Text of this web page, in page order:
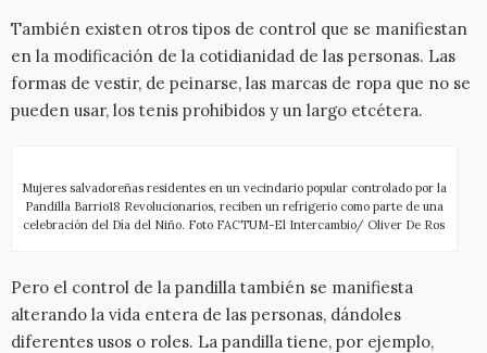
También existen otros tipos de control que se manifiestan
en la modificación de la cotidianidad de las personas. Las
formas de vestir, de peinarse, las marcas de ropa que no se
pueden usar, los tenis prohibidos y un largo etcétera.
Mujeres salvadoreñas residentes en un vecindario popular controlado por la
Pandilla Barrio18 Revolucionarios, reciben un refrigerio como parte de una
celebración del Día del Niño. Foto FACTUM-El Intercambio/ Oliver De Ros
Pero el control de la pandilla también se manifiesta
alterando la vida entera de las personas, dándoles
diferentes usos o roles. La pandilla tiene, por ejemplo,